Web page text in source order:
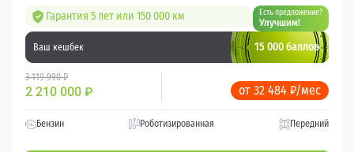
Гарантия 5 лет или 150 000 км Есть предложение?
Улучшим!
Ваш кешбек 15 000 баллов
3 119 990 ₽
2 210 000 ₽ от 32 484 ₽/мес
Бензин Роботизированная Передний